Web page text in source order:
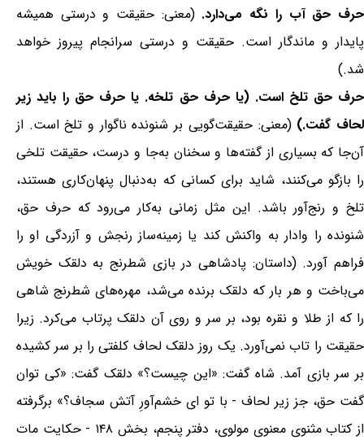
حرف حق آب را نگه می‌دارد. (معنی: حقیقت و درستی همیشه
پایدار و ماندگار است. حقیقت و درستی سرانجام پیروز خواهد
شد.)
حرف حق تلخ است. (یا حرف حق تلخه. یا حرف حق را باید زیر
لحاف گفت.) (معنی: حقیقت‌گویی بر شنونده ناگوار و تلخ است. از
آن‌جا که بسیاری از گفته‌ها و سخنان به‌جا و درست، حقیقت تلخی
را بازگو می‌کنند، شاید برای کسانی که به‌دنبال پنهان‌کاری هستند،
تلخ و رنج‌آور باشد. این مثل زمانی به‌کار می‌رود که حرف حق،
شنونده را وادار به واکنش کند یا زمینه‌ساز رنجش و آزردگی او را
فراهم آورد. (داستان: پادشاهی در بازی شطرنج به دلقک خویش
می‌باخت و هر بار که دلقک برنده می‌شد، مهره‌های شطرنج شاهی
را که از طلا و نقره بود، بر سر و روی آن دلقک پرتاب می‌کرد. زیرا
حقیقت را تاب نمی‌آورد. یک روز دلقک لحاف کلفتی را بر سر کشیده
بر سر بازی آمد. شاه گفت: «این چیست؟» دلقک گفت: «کی توان
گفت حق، جز زیر لحاف - با تو ای خشم‌آورِ آتش سجاف؟» برگرفته
از کتاب مثنوی معنوی مولوی، دفتر پنجم، بخش ۱۴۸ - حکایت مات